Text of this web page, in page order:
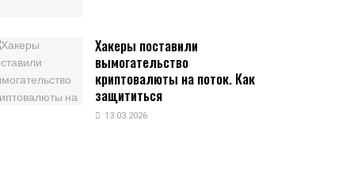
Хакеры поставили
вымогательство
криптовалюты на поток. Как
защититься
13.03.2026